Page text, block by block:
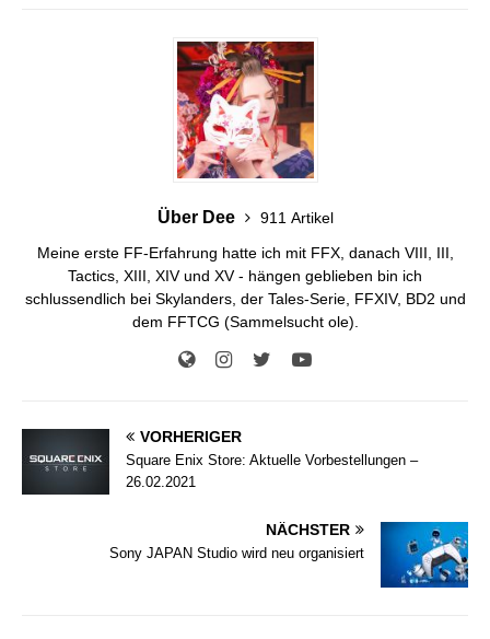
Über Dee
911 Artikel
Meine erste FF-Erfahrung hatte ich mit FFX, danach VIII, III,
Tactics, XIII, XIV und XV - hängen geblieben bin ich
schlussendlich bei Skylanders, der Tales-Serie, FFXIV, BD2 und
dem FFTCG (Sammelsucht ole).
VORHERIGER
Square Enix Store: Aktuelle Vorbestellungen –
26.02.2021
NÄCHSTER
Sony JAPAN Studio wird neu organisiert